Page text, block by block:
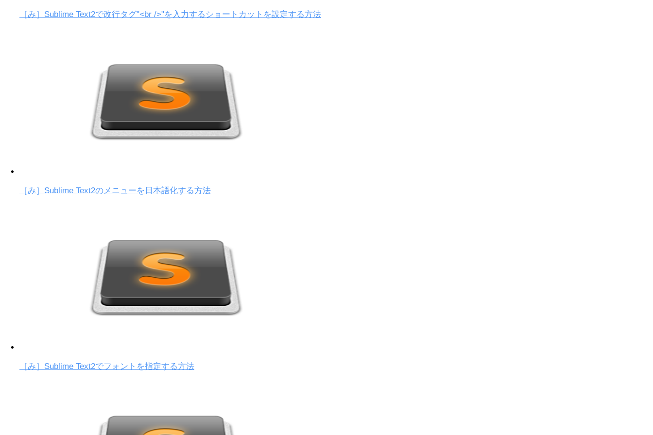
［み］Sublime Text2で改行タグ"<br />"を入力するショートカットを設定する方法
［み］Sublime Text2のメニューを日本語化する方法
［み］Sublime Text2でフォントを指定する方法